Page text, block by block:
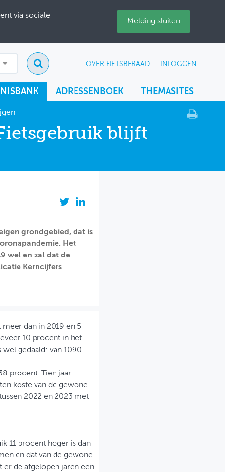
via sociale
Melding sluiten
OVER FIETSBERAAD INLOGGEN
ADRESSENBOEK THEMASITES
blijft
grondgebied, dat is
Het
wel en zal dat de
Kerncijfers
dan in 2019 en 5
10 procent in het
gedaald: van 1090
procent. Tien jaar
koste van de gewone
2022 en 2023 met
11 procent hoger is dan
en dat van de gewone
er de afgelopen jaren een